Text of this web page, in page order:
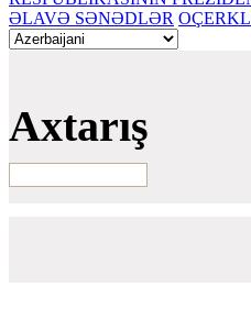
ƏLAVƏ SƏNƏDLƏR
Axtarış